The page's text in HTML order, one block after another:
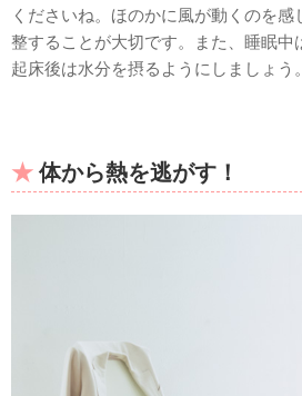
くださいね。ほのかに風が動くのを
整することが大切です。また、睡眠中
起床後は水分を摂るようにしましょう。
体から熱を逃がす！